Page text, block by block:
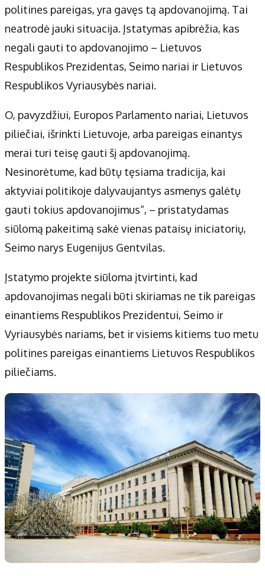
politines pareigas, yra gavęs tą apdovanojimą. Tai
neatrodė jauki situacija. Įstatymas apibrėžia, kas
negali gauti to apdovanojimo – Lietuvos
Respublikos Prezidentas, Seimo nariai ir Lietuvos
Respublikos Vyriausybės nariai.
O, pavyzdžiui, Europos Parlamento nariai, Lietuvos
piliečiai, išrinkti Lietuvoje, arba pareigas einantys
merai turi teisę gauti šį apdovanojimą.
Nesinorėtume, kad būtų tęsiama tradicija, kai
aktyviai politikoje dalyvaujantys asmenys galėtų
gauti tokius apdovanojimus“, – pristatydamas
siūlomą pakeitimą sakė vienas pataisų iniciatorių,
Seimo narys Eugenijus Gentvilas.
Įstatymo projekte siūloma įtvirtinti, kad
apdovanojimas negali būti skiriamas ne tik pareigas
einantiems Respublikos Prezidentui, Seimo ir
Vyriausybės nariams, bet ir visiems kitiems tuo metu
politines pareigas einantiems Lietuvos Respublikos
piliečiams.